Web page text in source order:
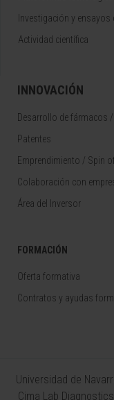
Investigación y ensayos
Actividad científica
INNOVACIÓN
Desarrollo de fármacos
Patentes
Emprendimiento / Spin
Colaboración con
Área del Inversor
FORMACIÓN
Oferta formativa
Contratos y ayudas
Universidad de
Cima Lab Diagnostics